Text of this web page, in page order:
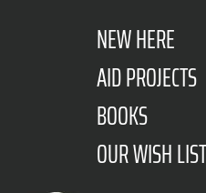
NEW HERE
AID PROJECTS
BOOKS
OUR WISH LIST